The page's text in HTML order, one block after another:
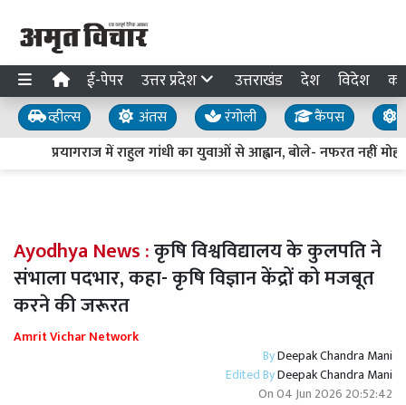
ई-पेपर उत्तर प्रदेश उत्तराखंड देश विदेश
व्हील्स अंतस रंगोली कैंपस
प्रयागराज में राहुल गांधी का युवाओं से आह्वान, बोले- नफरत नहीं
Ayodhya News :कृषि विश्वविद्यालय के कुलपति ने
संभाला पदभार, कहा- कृषि विज्ञान केंद्रों को मजबूत
करने की जरूरत
Amrit Vichar Network
ByDeepak Chandra Mani
Edited ByDeepak Chandra Mani
On04 Jun 2026 20:52:42